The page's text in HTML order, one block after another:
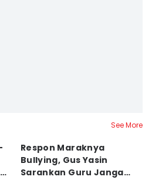
See More
Respon Maraknya
Bullying, Gus Yasin
Sarankan Guru Jangan